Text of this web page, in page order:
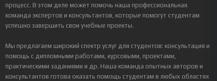
процесс. В этом деле может помочь наша профессиональная
команда экспертов и консультантов, которые помогут студентам
успешно завершить свои учебные проекты.
Мы предлагаем широкий спектр услуг для студентов: консультация и
помощь с дипломными работами, курсовыми, проектами,
практическими заданиями и др. Наша команда опытных авторов и
консультантов готова оказать помощь студентам в любых областях